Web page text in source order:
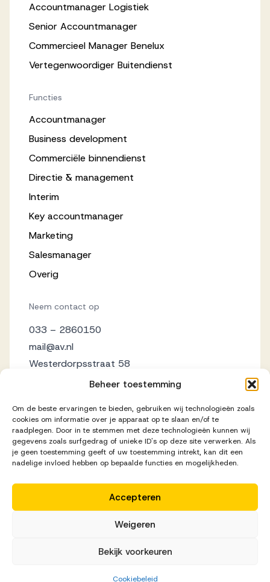
Beheer toestemming
Om de beste ervaringen te bieden, gebruiken wij technologieën zoals
cookies om informatie over je apparaat op te slaan en/of te
raadplegen. Door in te stemmen met deze technologieën kunnen wij
gegevens zoals surfgedrag of unieke ID's op deze site verwerken. Als
je geen toestemming geeft of uw toestemming intrekt, kan dit een
nadelige invloed hebben op bepaalde functies en mogelijkheden.
Accepteren
Weigeren
Bekijk voorkeuren
Cookiebeleid
Accountmanager Logistiek
Senior Accountmanager
Commercieel Manager Benelux
Vertegenwoordiger Buitendienst
Functies
Accountmanager
Business development
Commerciële binnendienst
Directie & management
Interim
Key accountmanager
Marketing
Salesmanager
Overig
Neem contact op
033 – 2860150
mail@av.nl
Westerdorpsstraat 58
3871 AZ Hoevelaken
Privacy Statement
Realisatie doorZeker Zichtbaar